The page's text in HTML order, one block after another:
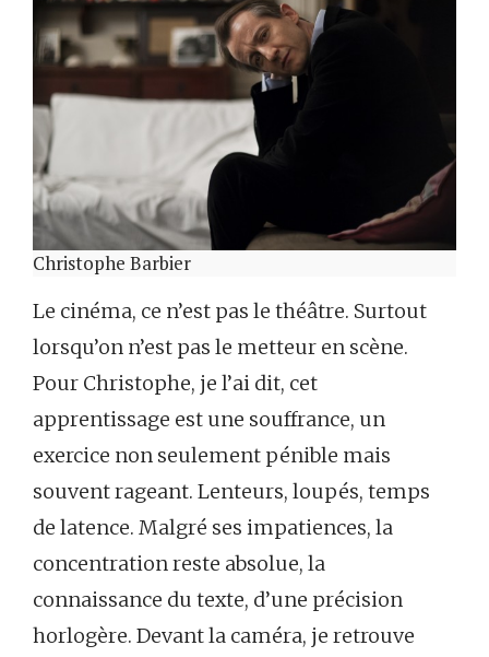
Christophe Barbier
Le cinéma, ce n’est pas le théâtre. Surtout
lorsqu’on n’est pas le metteur en scène.
Pour Christophe, je l’ai dit, cet
apprentissage est une souffrance, un
exercice non seulement pénible mais
souvent rageant. Lenteurs, loupés, temps
de latence. Malgré ses impatiences, la
concentration reste absolue, la
connaissance du texte, d’une précision
horlogère. Devant la caméra, je retrouve